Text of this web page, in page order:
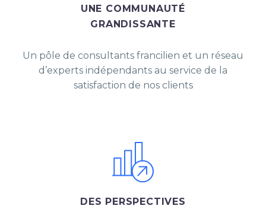
UNE COMMUNAUTÉ
GRANDISSANTE
Un pôle de consultants francilien et un réseau
d’experts indépendants au service de la
satisfaction de nos clients
DES PERSPECTIVES